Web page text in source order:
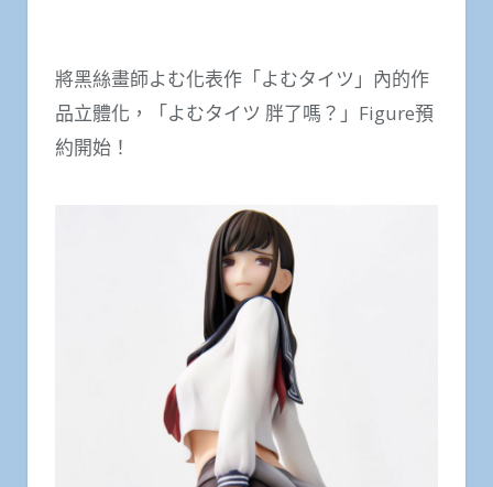
將黑絲畫師よむ化表作「よむタイツ」內的作
品立體化，「よむタイツ 胖了嗎？」Figure預
約開始！